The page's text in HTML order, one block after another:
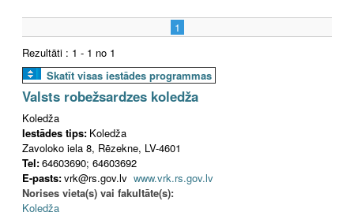
1
Rezultāti : 1 - 1 no 1
Skatīt visas iestādes programmas
Valsts robežsardzes koledža
Koledža
Iestādes tips: Koledža
Zavoloko iela 8, Rēzekne, LV-4601
Tel:64603690; 64603692
E-pasts:vrk@rs.gov.lv www.vrk.rs.gov.lv
Norises vieta(s) vai fakultāte(s):
Koledža